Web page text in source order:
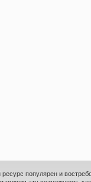
ресурс популярен и